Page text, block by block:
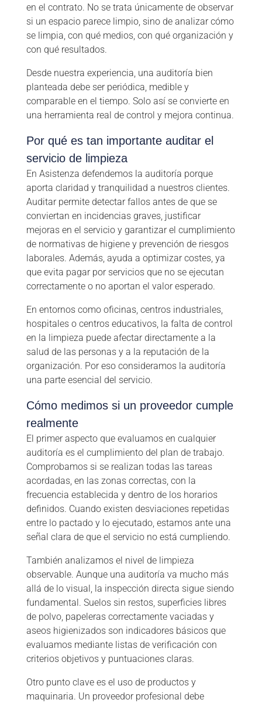
en el contrato. No se trata únicamente de observar
si un espacio parece limpio, sino de analizar cómo
se limpia, con qué medios, con qué organización y
con qué resultados.
Desde nuestra experiencia, una auditoría bien
planteada debe ser periódica, medible y
comparable en el tiempo. Solo así se convierte en
una herramienta real de control y mejora continua.
Por qué es tan importante auditar el
servicio de limpieza
En Asistenza defendemos la auditoría porque
aporta claridad y tranquilidad a nuestros clientes.
Auditar permite detectar fallos antes de que se
conviertan en incidencias graves, justificar
mejoras en el servicio y garantizar el cumplimiento
de normativas de higiene y prevención de riesgos
laborales. Además, ayuda a optimizar costes, ya
que evita pagar por servicios que no se ejecutan
correctamente o no aportan el valor esperado.
En entornos como oficinas, centros industriales,
hospitales o centros educativos, la falta de control
en la limpieza puede afectar directamente a la
salud de las personas y a la reputación de la
organización. Por eso consideramos la auditoría
una parte esencial del servicio.
Cómo medimos si un proveedor cumple
realmente
El primer aspecto que evaluamos en cualquier
auditoría es el cumplimiento del plan de trabajo.
Comprobamos si se realizan todas las tareas
acordadas, en las zonas correctas, con la
frecuencia establecida y dentro de los horarios
definidos. Cuando existen desviaciones repetidas
entre lo pactado y lo ejecutado, estamos ante una
señal clara de que el servicio no está cumpliendo.
También analizamos el nivel de limpieza
observable. Aunque una auditoría va mucho más
allá de lo visual, la inspección directa sigue siendo
fundamental. Suelos sin restos, superficies libres
de polvo, papeleras correctamente vaciadas y
aseos higienizados son indicadores básicos que
evaluamos mediante listas de verificación con
criterios objetivos y puntuaciones claras.
Otro punto clave es el uso de productos y
maquinaria. Un proveedor profesional debe